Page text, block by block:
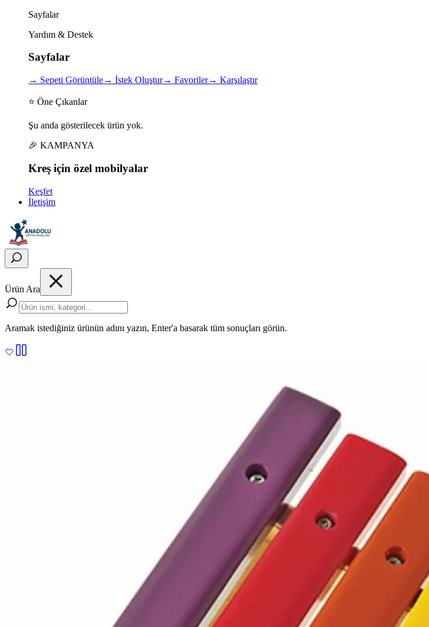
Sayfalar
Yardım & Destek
Sayfalar
→ Sepeti Görüntüle→ İstek Oluştur→ Favoriler→ Karşılaştır
⭐ Öne Çıkanlar
Şu anda gösterilecek ürün yok.
🎉 KAMPANYA
Kreş için özel mobilyalar
Keşfet
İletişim
Ürün Ara
Aramak istediğiniz ürünün adını yazın, Enter'a basarak tüm sonuçları görün.